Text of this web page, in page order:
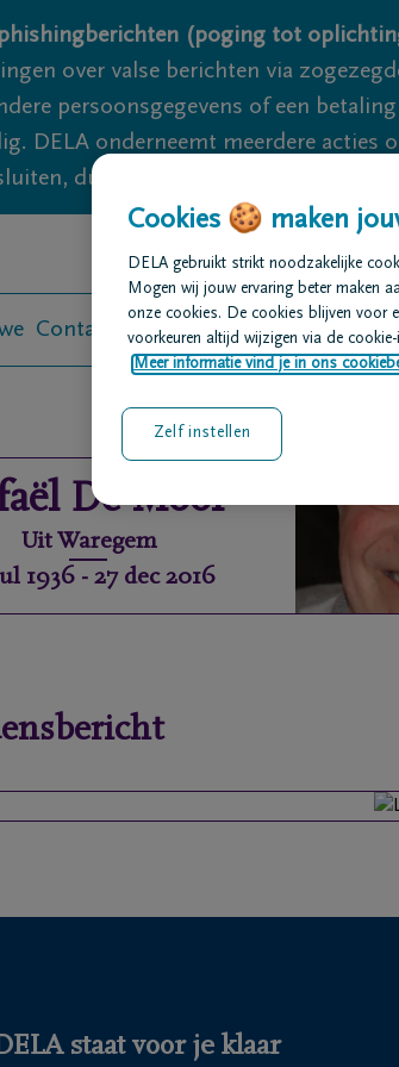
(poging tot
over valse berichten via
persoonsgegevens of een
DELA onderneemt meerdere
dus blijf waakzaam.
Contact Uitvaart regelen
De Moor
Uit Waregem
1936 -27 dec 2016
staat voor je klaar
Cookies 🍪 maken
DELA gebruikt strikt noodzakelijke
Mogen wij jouw ervaring beter maken
onze cookies. De cookies blijven voor
voorkeuren altijd wijzigen via de cookie-
Meer informatie vind je in ons
Zelf instellen